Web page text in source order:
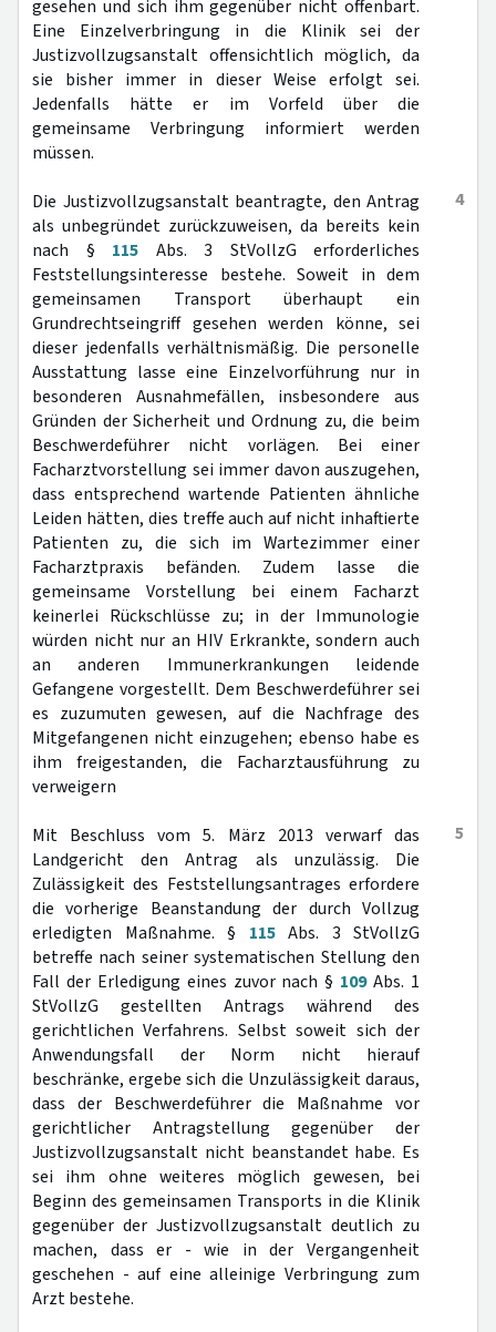
gesehen und sich ihm gegenüber nicht offenbart.
Eine Einzelverbringung in die Klinik sei der
Justizvollzugsanstalt offensichtlich möglich, da
sie bisher immer in dieser Weise erfolgt sei.
Jedenfalls hätte er im Vorfeld über die
gemeinsame Verbringung informiert werden
müssen.
4
Die Justizvollzugsanstalt beantragte, den Antrag
als unbegründet zurückzuweisen, da bereits kein
nach § 115 Abs. 3 StVollzG erforderliches
Feststellungsinteresse bestehe. Soweit in dem
gemeinsamen Transport überhaupt ein
Grundrechtseingriff gesehen werden könne, sei
dieser jedenfalls verhältnismäßig. Die personelle
Ausstattung lasse eine Einzelvorführung nur in
besonderen Ausnahmefällen, insbesondere aus
Gründen der Sicherheit und Ordnung zu, die beim
Beschwerdeführer nicht vorlägen. Bei einer
Facharztvorstellung sei immer davon auszugehen,
dass entsprechend wartende Patienten ähnliche
Leiden hätten, dies treffe auch auf nicht inhaftierte
Patienten zu, die sich im Wartezimmer einer
Facharztpraxis befänden. Zudem lasse die
gemeinsame Vorstellung bei einem Facharzt
keinerlei Rückschlüsse zu; in der Immunologie
würden nicht nur an HIV Erkrankte, sondern auch
an anderen Immunerkrankungen leidende
Gefangene vorgestellt. Dem Beschwerdeführer sei
es zuzumuten gewesen, auf die Nachfrage des
Mitgefangenen nicht einzugehen; ebenso habe es
ihm freigestanden, die Facharztausführung zu
verweigern
5
Mit Beschluss vom 5. März 2013 verwarf das
Landgericht den Antrag als unzulässig. Die
Zulässigkeit des Feststellungsantrages erfordere
die vorherige Beanstandung der durch Vollzug
erledigten Maßnahme. § 115Abs. 3 StVollzG
betreffe nach seiner systematischen Stellung den
Fall der Erledigung eines zuvor nach § 109Abs. 1
StVollzG gestellten Antrags während des
gerichtlichen Verfahrens. Selbst soweit sich der
Anwendungsfall der Norm nicht hierauf
beschränke, ergebe sich die Unzulässigkeit daraus,
dass der Beschwerdeführer die Maßnahme vor
gerichtlicher Antragstellung gegenüber der
Justizvollzugsanstalt nicht beanstandet habe. Es
sei ihm ohne weiteres möglich gewesen, bei
Beginn des gemeinsamen Transports in die Klinik
gegenüber der Justizvollzugsanstalt deutlich zu
machen, dass er - wie in der Vergangenheit
geschehen - auf eine alleinige Verbringung zum
Arzt bestehe.